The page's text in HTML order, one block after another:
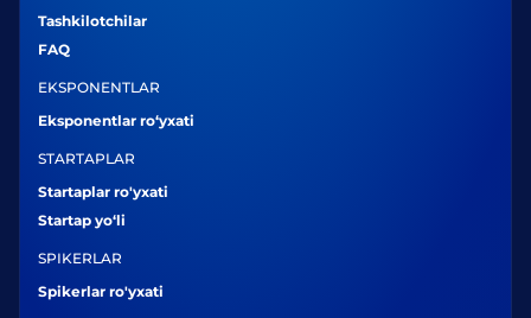
Tashkilotchilar
FAQ
EKSPONENTLAR
Eksponentlar ro‘yxati
STARTAPLAR
Startaplar ro'yxati
Startap yo‘li
SPIKERLAR
Spikerlar ro'yxati